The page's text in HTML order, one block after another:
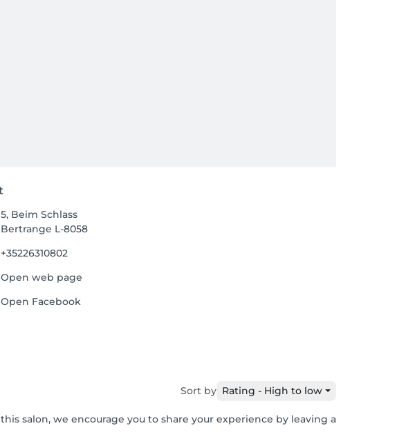
5, Beim Schlass
Bertrange L-8058
+35226310802
Open web page
Open Facebook
Sort by Rating - High to low
salon, we encourage you to share your experience by leaving a